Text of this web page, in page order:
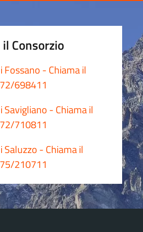
Consorzio
Fossano - Chiama il
698411
Savigliano - Chiama il
710811
Saluzzo - Chiama il
210711